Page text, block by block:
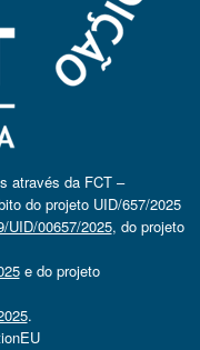
através da FCT –
do projeto UID/657/2025
UID/00657/2025, do projeto
e do projeto
.